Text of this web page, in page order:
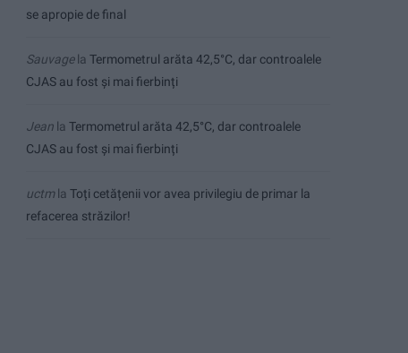
se apropie de final
Sauvagela Termometrul arăta 42,5°C, dar controalele
CJAS au fost și mai fierbinți
Jean la Termometrul arăta 42,5°C, dar controalele
CJAS au fost și mai fierbinți
uctmla Toți cetățenii vor avea privilegiu de primar la
refacerea străzilor!